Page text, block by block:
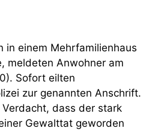
in einem Mehrfamilienhaus
meldeten Anwohner am
Sofort eilten
zur genannten Anschrift.
dass der stark
Gewalttat geworden